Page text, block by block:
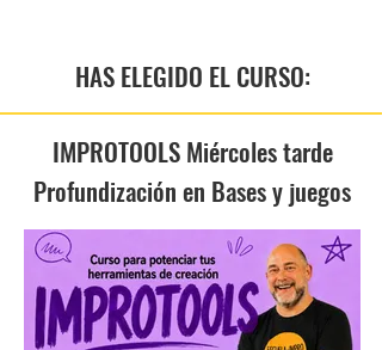
HAS ELEGIDO EL CURSO:
IMPROTOOLS Miércoles tarde
Profundización en Bases y juegos